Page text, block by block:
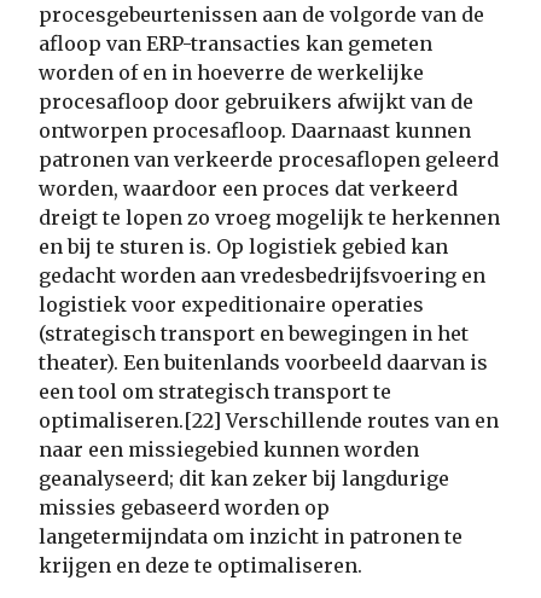
procesgebeurtenissen aan de volgorde van de
afloop van ERP-transacties kan gemeten
worden of en in hoeverre de werkelijke
procesafloop door gebruikers afwijkt van de
ontworpen procesafloop. Daarnaast kunnen
patronen van verkeerde procesaflopen geleerd
worden, waardoor een proces dat verkeerd
dreigt te lopen zo vroeg mogelijk te herkennen
en bij te sturen is. Op logistiek gebied kan
gedacht worden aan vredesbedrijfsvoering en
logistiek voor expeditionaire operaties
(strategisch transport en bewegingen in het
theater). Een buitenlands voorbeeld daarvan is
een tool om strategisch transport te
optimaliseren.[22] Verschillende routes van en
naar een missiegebied kunnen worden
geanalyseerd; dit kan zeker bij langdurige
missies gebaseerd worden op
langetermijndata om inzicht in patronen te
krijgen en deze te optimaliseren.